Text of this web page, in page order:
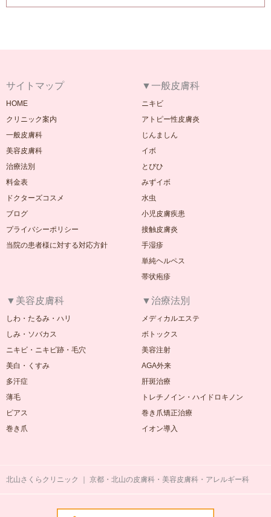
サイトマップ
HOME
クリニック案内
一般皮膚科
美容皮膚科
治療法別
料金表
ドクターズコスメ
ブログ
プライバシーポリシー
当院の患者様に対する対応方針
▼一般皮膚科
ニキビ
アトピー性皮膚炎
じんましん
イボ
とびひ
みずイボ
水虫
小児皮膚疾患
接触皮膚炎
手湿疹
単純ヘルペス
帯状疱疹
▼美容皮膚科
しわ・たるみ・ハリ
しみ・ソバカス
ニキビ・ニキビ跡・毛穴
美白・くすみ
多汗症
薄毛
ピアス
巻き爪
▼治療法別
メディカルエステ
ボトックス
美容注射
AGA外来
肝斑治療
トレチノイン・ハイドロキノン
巻き爪矯正治療
イオン導入
北山さくらクリニック ｜ 京都・北山の皮膚科・美容皮膚科・アレルギー科